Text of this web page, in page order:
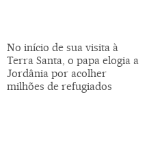
No início de sua visita à
Terra Santa, o papa elogia a
Jordânia por acolher
milhões de refugiados